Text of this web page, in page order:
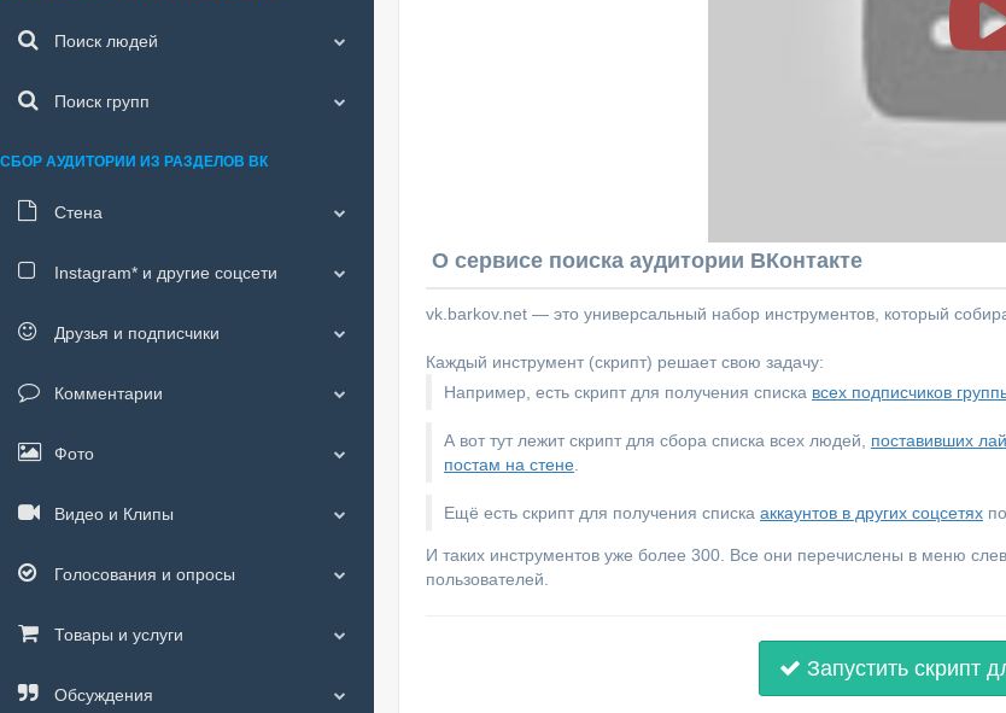
О сервисе поиска аудитории ВКонтакте
vk.barkov.net — это универсальный набор инструментов, который
Каждый инструмент (скрипт) решает свою задачу:
Например, есть скрипт для получения списка всех подписчиков
А вот тут лежит скрипт для сбора списка всех людей, поставивших
постам на стене
Ещё есть скрипт для получения списка аккаунтов в других соцсетях
И таких инструментов уже более 300. Все они перечислены в меню
пользователей.
Запустить скрипт
Поиск людей
Поиск групп
СБОР АУДИТОРИИ ИЗ РАЗДЕЛОВ ВК
Стена
Instagram* и другие соцсети
Друзья и подписчики
Комментарии
Фото
Видео и Клипы
Голосования и опросы
Товары и услуги
Обсуждения